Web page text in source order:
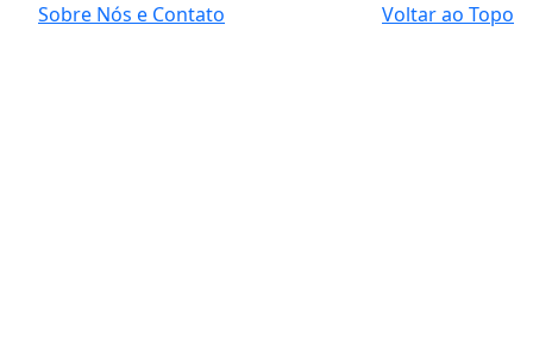
Sobre Nós e Contato
Voltar ao Topo